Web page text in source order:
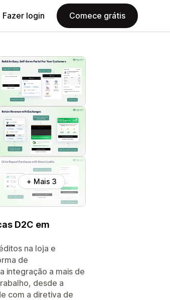
Fazer login Comece grátis
+ Mais 3
D2C em
na loja e
de
integração a mais de
desde a
com a diretiva de